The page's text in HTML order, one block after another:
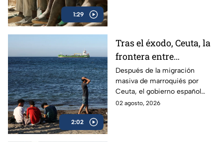
1:29
2:02
Tras el éxodo, Ceuta, la
frontera entre
Marruecos y España,
parece tranquila
Después de la migración
masiva de marroquiés por
Ceuta, el gobierno español
trabaja para contenerla,
02 agosto, 2026